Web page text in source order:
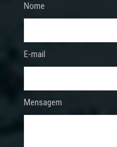
Nome
E-mail
Mensagem